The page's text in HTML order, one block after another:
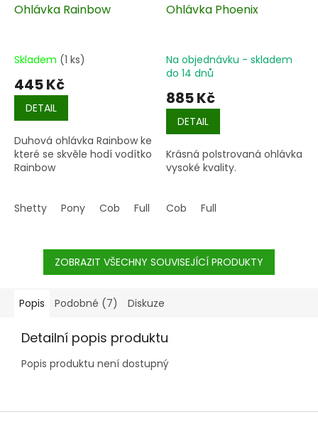
Ohlávka Rainbow
Skladem (1 ks)
445 Kč
DETAIL
Duhová ohlávka Rainbow ke
které se skvěle hodí vodítko
Rainbow
Shetty Pony Cob Full
Ohlávka Phoenix
Na objednávku - skladem
do 14 dnů
885 Kč
DETAIL
Krásná polstrovaná ohlávka
vysoké kvality.
Cob Full
ZOBRAZIT VŠECHNY SOUVISEJÍCÍ PRODUKTY
Popis Podobné (7) Diskuze
Detailní popis produktu
Popis produktu není dostupný
Z